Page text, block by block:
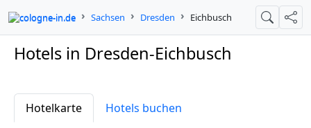
cologne-in.de Sachsen Dresden Eichbusch Suche
Hotels in Dresden-Eichbusch
Hotelkarte
Hotels buchen